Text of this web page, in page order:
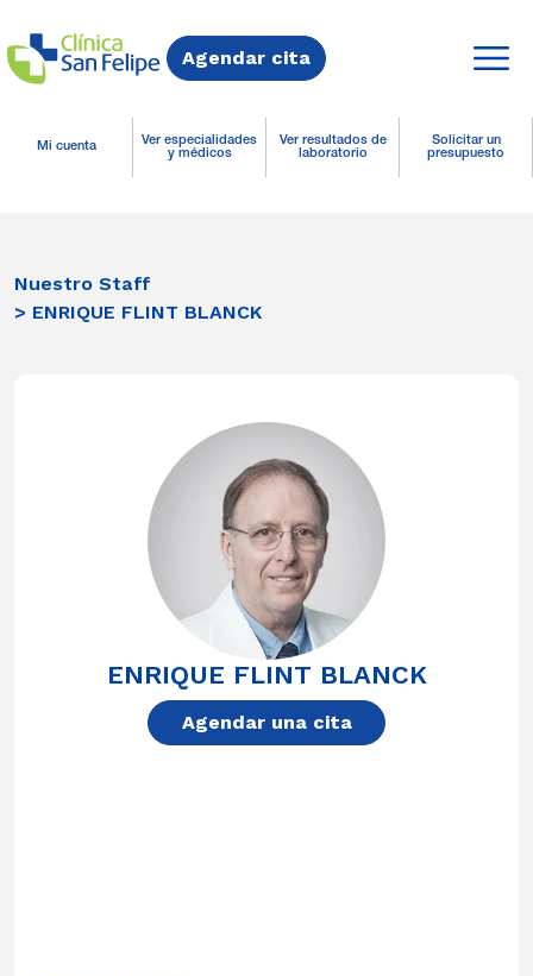
Agendar cita
Mi cuenta
Ver especialidades
y médicos
Ver resultados de
laboratorio
Solicitar un
presupuesto
Nuestro Staff
> ENRIQUE FLINT BLANCK
ENRIQUE FLINT BLANCK
Agendar una cita